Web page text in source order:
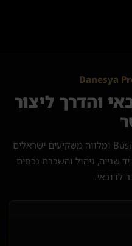
Danesya
והדרך ליצור
דנסיה פועלת ממשרד ב-Business Bay ומלווה משקיעים ישראלים
שנייה, ניהול והשכרת נכסים
לדובאי.